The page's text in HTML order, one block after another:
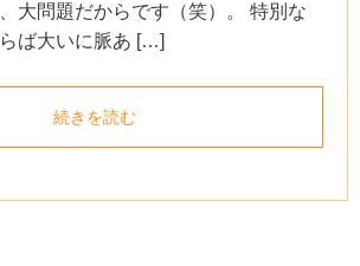
大問題だからです（笑）。 特別な
ば大いに脈あ […]
続きを読む